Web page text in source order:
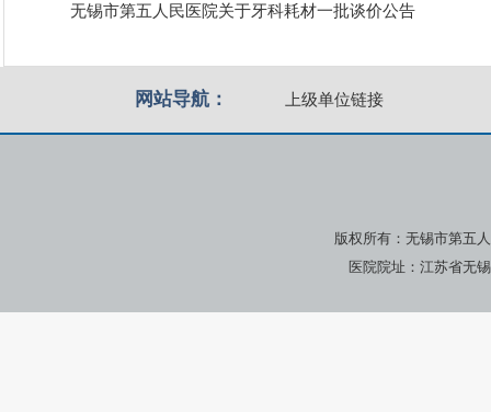
无锡市第五人民医院关于牙科耗材一批谈价公告
网站导航： 上级单位链接
版权所有：无锡市第五
医院院址：江苏省无